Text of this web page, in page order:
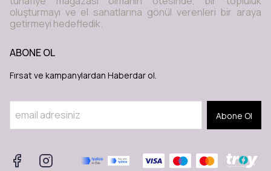
oluşturmayı ve el sanatlarına gönül verenleri bir araya
getirmeyi hedefledik.
ABONE OL
Fırsat ve kampanylardan Haberdar ol.
Abone Ol